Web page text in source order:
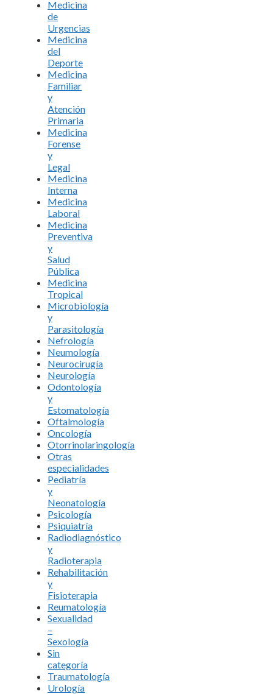
Medicina
de
Urgencias
Medicina
del
Deporte
Medicina
Familiar
y
Atención
Primaria
Medicina
Forense
y
Legal
Medicina
Interna
Medicina
Laboral
Medicina
Preventiva
y
Salud
Pública
Medicina
Tropical
Microbiología
y
Parasitología
Nefrología
Neumología
Neurocirugía
Neurología
Odontología
y
Estomatología
Oftalmología
Oncología
Otorrinolaringología
Otras
especialidades
Pediatría
y
Neonatología
Psicología
Psiquiatría
Radiodiagnóstico
y
Radioterapia
Rehabilitación
y
Fisioterapia
Reumatología
Sexualidad
–
Sexología
Sin
categoría
Traumatología
Urología